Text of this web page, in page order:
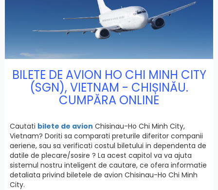
BILETE DE AVION HO CHI MINH CITY
(SGN), VIETNAM - CHIȘINĂU.
CUMPĂRA ONLINE
Cautati bilete de avion Chisinau-Ho Chi Minh City,
Vietnam? Doriti sa comparati preturile diferitor companii
aeriene, sau sa verificati costul biletului in dependenta de
datile de plecare/sosire ? La acest capitol va va ajuta
sistemul nostru inteligent de cautare, ce ofera informatie
detaliata privind biletele de avion Chisinau-Ho Chi Minh
City.